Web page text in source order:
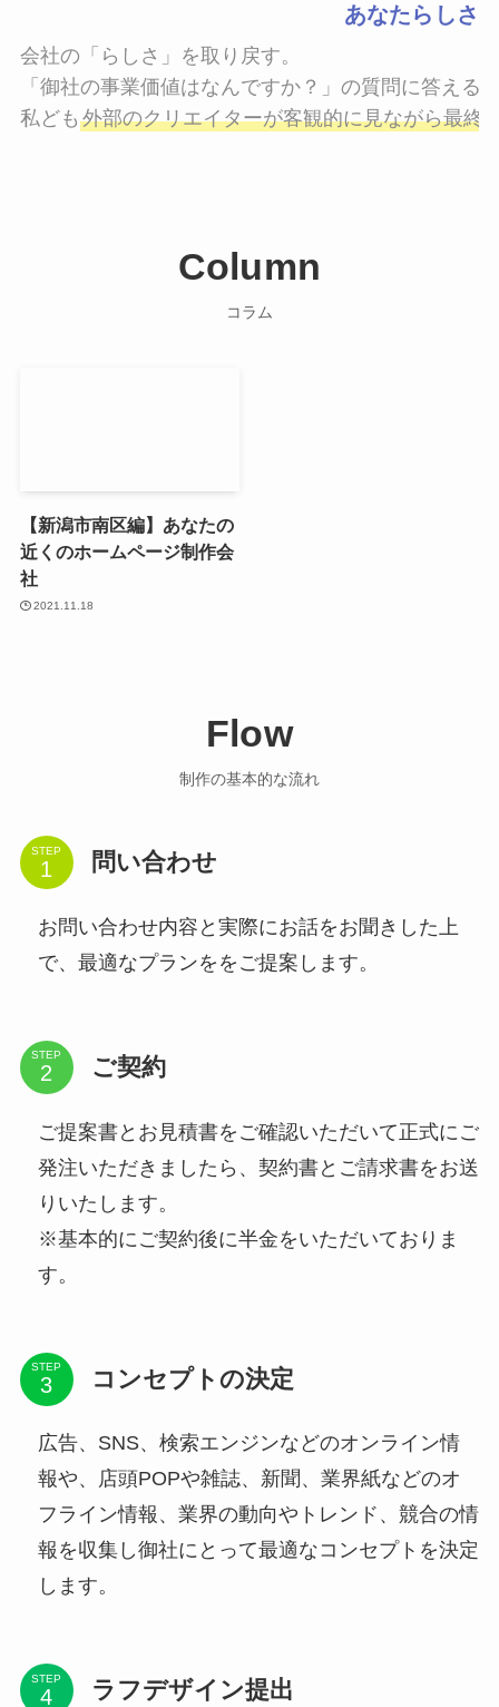
あなたらしさ
会社の「らしさ」を取り戻す。
「御社の事業価値はなんですか？」の質問に答える
私ども 外部のクリエイターが客観的に見ながら最終
Column
コラム
【新潟市南区編】あなたの
近くのホームページ制作会
社
2021.11.18
Flow
制作の基本的な流れ
STEP 問い合わせ
お問い合わせ内容と実際にお話をお聞きした上
で、最適なプランををご提案します。
STEP ご契約
ご提案書とお見積書をご確認いただいて正式にご
発注いただきましたら、契約書とご請求書をお送
りいたします。
※基本的にご契約後に半金をいただいておりま
す。
STEP コンセプトの決定
広告、SNS、検索エンジンなどのオンライン情
報や、店頭POPや雑誌、新聞、業界紙などのオ
フライン情報、業界の動向やトレンド、競合の情
報を収集し御社にとって最適なコンセプトを決定
します。
STEP ラフデザイン提出